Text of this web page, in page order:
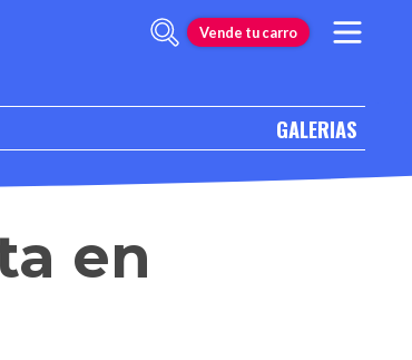
Vende tu carro
GALERIAS
en